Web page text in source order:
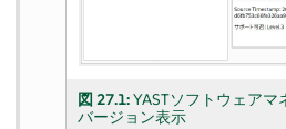
図 27.1:YASTソフトウェアマ
バージョン表示